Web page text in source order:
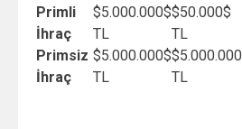
Primli
İhraç
$5.000.000$
TL
$50.000$
TL
Primsiz
İhraç
$5.000.000$
TL
TL